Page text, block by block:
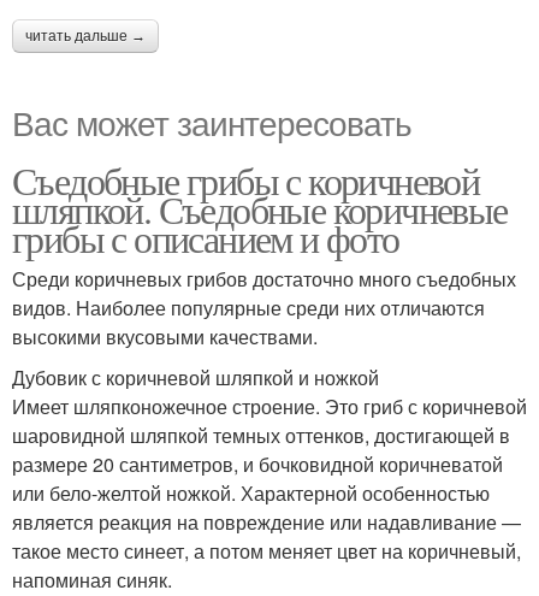
читать дальше →
Вас может заинтересовать
Съедобные грибы с коричневой
шляпкой. Съедобные коричневые
грибы с описанием и фото
Среди коричневых грибов достаточно много съедобных
видов. Наиболее популярные среди них отличаются
высокими вкусовыми качествами.
Дубовик с коричневой шляпкой и ножкой
Имеет шляпконожечное строение. Это гриб с коричневой
шаровидной шляпкой темных оттенков, достигающей в
размере 20 сантиметров, и бочковидной коричневатой
или бело-желтой ножкой. Характерной особенностью
является реакция на повреждение или надавливание —
такое место синеет, а потом меняет цвет на коричневый,
напоминая синяк.